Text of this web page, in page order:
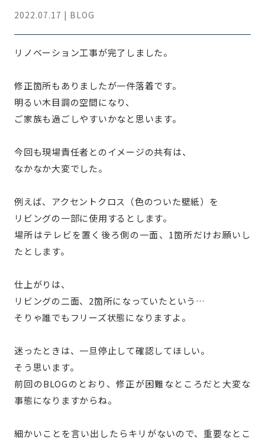
2022.07.17 | BLOG
リノベーション工事が完了しました。
修正箇所もありましたが一件落着です。
明るい木目調の空間になり、
ご家族も過ごしやすいかなと思います。
今回も現場責任者とのイメージの共有は、
なかなか大変でした。
例えば、アクセントクロス（色のついた壁紙）を
リビングの一部に使用するとします。
場所はテレビを置く後ろ側の一面、1箇所だけお願いし
たとします。
仕上がりは、
リビングの二面、2箇所になっていたという…
そりゃ誰でもフリーズ状態になりますよ。
迷ったときは、一旦停止して確認してほしい。
そう思います。
前回のBLOGのとおり、修正が困難なところだと大変な
事態になりますからね。
細かいことを言い出したらキリがないので、重要なとこ